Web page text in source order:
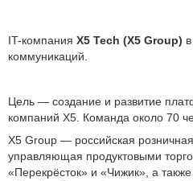
IT-компания X5 Tech (X5 Group)
коммуникаций.
Цель — создание и развитие
компаний X5. Команда около 70
X5 Group — российская
управляющая продуктовыми
«Перекрёсток» и «Чижик», а